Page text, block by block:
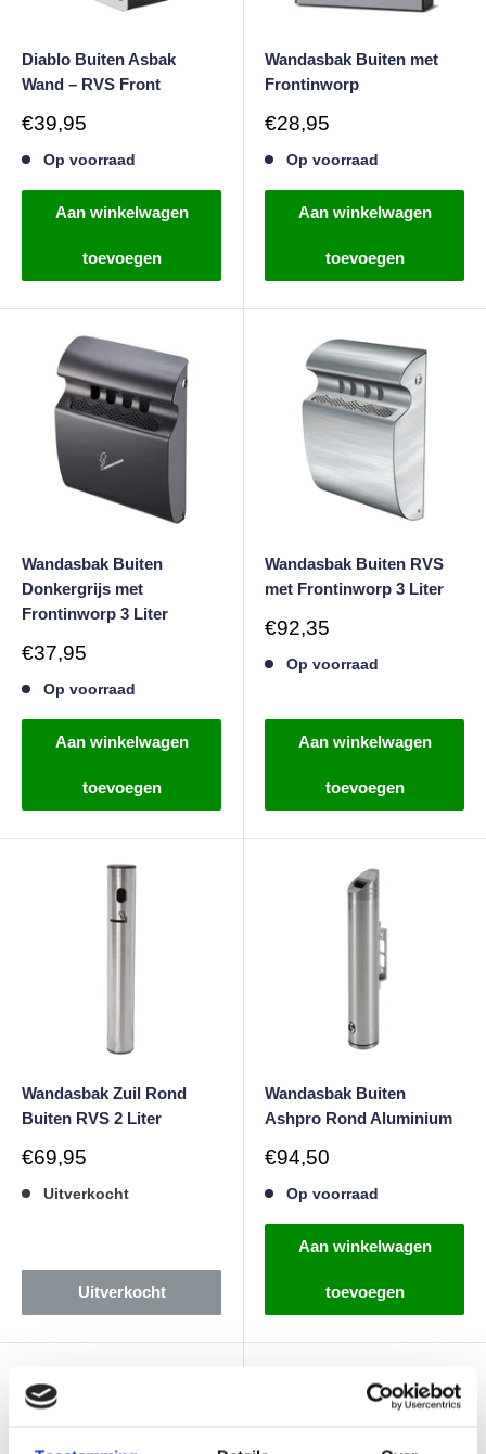
Diablo Buiten Asbak
Wand – RVS Front
Verkoopprijs
€39,95
Op voorraad
Aan winkelwagen
toevoegen
Wandasbak Buiten met
Frontinworp
Verkoopprijs
€28,95
Op voorraad
Aan winkelwagen
toevoegen
Wandasbak Buiten
Donkergrijs met
Frontinworp 3 Liter
Verkoopprijs
€37,95
Op voorraad
Aan winkelwagen
toevoegen
Wandasbak Buiten RVS
met Frontinworp 3 Liter
Verkoopprijs
€92,35
Op voorraad
Aan winkelwagen
toevoegen
Wandasbak Zuil Rond
Buiten RVS 2 Liter
Verkoopprijs
€69,95
Uitverkocht
Uitverkocht
Wandasbak Buiten
Ashpro Rond Aluminium
Verkoopprijs
€94,50
Op voorraad
Aan winkelwagen
toevoegen